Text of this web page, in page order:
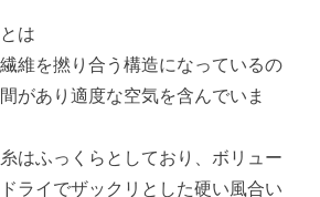
は
維を撚り合う構造になっているの
があり適度な空気を含んでいま
はふっくらとしており、ボリュー
ライでザックリとした硬い風合い